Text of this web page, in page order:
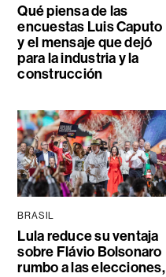
Qué piensa de las
encuestas Luis Caputo
y el mensaje que dejó
para la industria y la
construcción
BRASIL
Lula reduce su ventaja
sobre Flávio Bolsonaro
rumbo a las elecciones,